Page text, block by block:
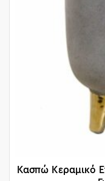
Κασπώ Κεραμικό